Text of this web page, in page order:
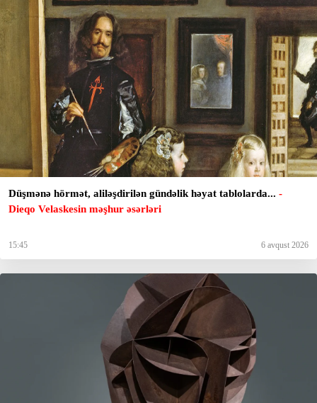
Düşmənə hörmət, aliləşdirilən gündəlik həyat tablolarda... -
Dieqo Velaskesin məşhur əsərləri
15:45 6 avqust 2026